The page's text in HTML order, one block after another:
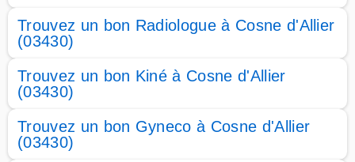
Trouvez un bon Radiologue à Cosne d'Allier
(03430)
Trouvez un bon Kiné à Cosne d'Allier
(03430)
Trouvez un bon Gyneco à Cosne d'Allier
(03430)